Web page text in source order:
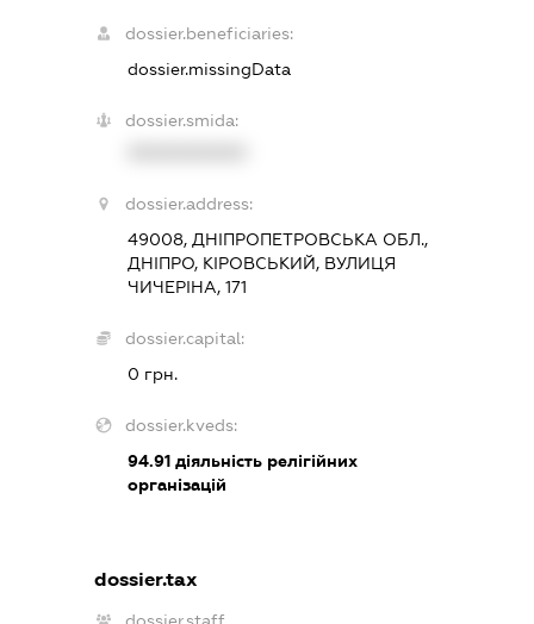
dossier.beneficiaries:
dossier.missingData
dossier.smida:
dossier.address:
49008, ДНІПРОПЕТРОВСЬКА ОБЛ.,
ДНІПРО, КІРОВСЬКИЙ, ВУЛИЦЯ
ЧИЧЕРІНА, 171
dossier.capital:
0 грн.
dossier.kveds:
94.91 діяльність релігійних
організацій
dossier.tax
dossier.staff